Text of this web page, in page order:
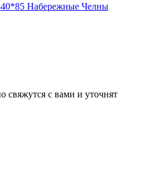
Набережные Челны
свяжутся с вами и уточнят